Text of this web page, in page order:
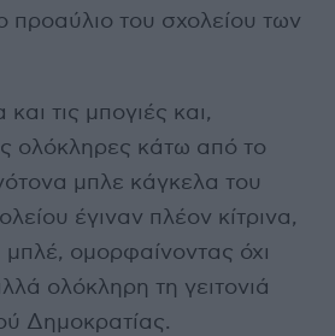
του σχολείου των
τις μπογιές και,
ολόκληρες κάτω από το
μπλε κάγκελα του
έγιναν πλέον κίτρινα,
ομορφαίνοντας όχι
ολόκληρη τη γειτονιά
Δημοκρατίας.